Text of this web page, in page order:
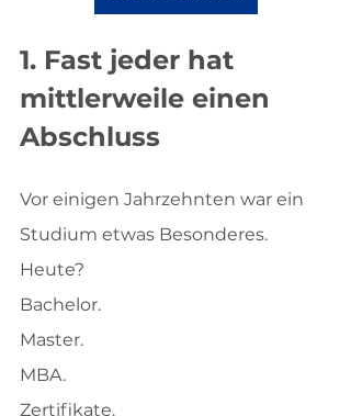
1. Fast jeder hat
mittlerweile einen
Abschluss
Vor einigen Jahrzehnten war ein
Studium etwas Besonderes.
Heute?
Bachelor.
Master.
MBA.
Zertifikate.